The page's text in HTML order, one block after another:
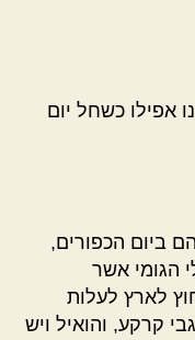
אפילו כשחל יום
ביום הכפורים,
הגומי אשר
לארץ לעלות
קרקע, והואיל ויש